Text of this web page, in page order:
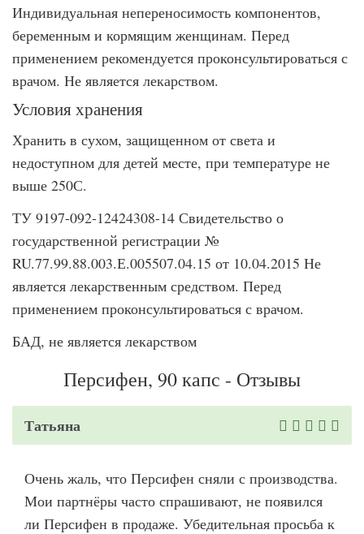
Индивидуальная непереносимость компонентов,
беременным и кормящим женщинам. Перед
применением рекомендуется проконсультироваться с
врачом. Не является лекарством.
Условия хранения
Хранить в сухом, защищенном от света и
недоступном для детей месте, при температуре не
выше 250С.
ТУ 9197-092-12424308-14 Свидетельство о
государственной регистрации №
RU.77.99.88.003.Е.005507.04.15 от 10.04.2015 Не
является лекарственным средством. Перед
применением проконсультироваться с врачом.
БАД, не является лекарством
Персифен, 90 капс - Отзывы
Татьяна
Очень жаль, что Персифен сняли с производства.
Мои партнёры часто спрашивают, не появился
ли Персифен в продаже. Убедительная просьба к